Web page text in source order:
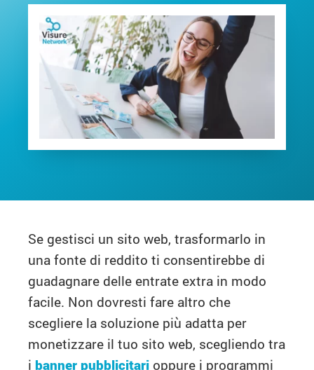
Se gestisci un sito web, trasformarlo in
una fonte di reddito ti consentirebbe di
guadagnare delle entrate extra in modo
facile. Non dovresti fare altro che
scegliere la soluzione più adatta per
monetizzare il tuo sito web, scegliendo tra
i banner pubblicitari oppure i programmi